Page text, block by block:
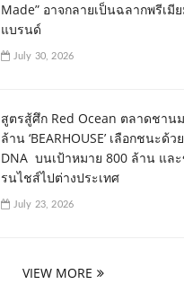
Made” อาจกลายเป็นฉลากพรีเมี
แบรนด์
July 30, 2026
สูตรสู้ศึก Red Ocean ตลาดชาน
ล้าน ‘BEARHOUSE’ เลือกชนะด้
DNA บนเป้าหมาย 800 ล้าน แล
รนไชส์ไปต่างประเทศ
July 23, 2026
VIEW MORE